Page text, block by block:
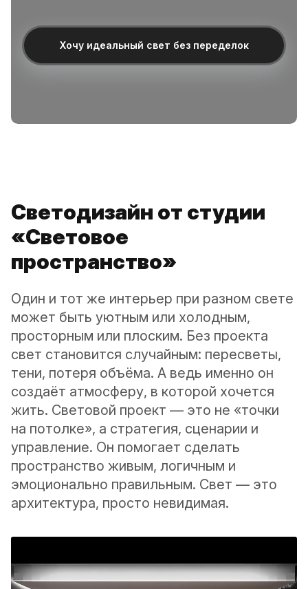
Хочу идеальный свет без переделок
Светодизайн от студии
«Световое
пространство»
Один и тот же интерьер при разном свете
может быть уютным или холодным,
просторным или плоским. Без проекта
свет становится случайным: пересветы,
тени, потеря объёма. А ведь именно он
создаёт атмосферу, в которой хочется
жить. Световой проект — это не «точки
на потолке», а стратегия, сценарии и
управление. Он помогает сделать
пространство живым, логичным и
эмоционально правильным. Свет — это
архитектура, просто невидимая.